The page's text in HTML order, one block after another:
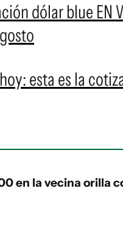
dólar blue EN
esta es la
en la vecina orilla